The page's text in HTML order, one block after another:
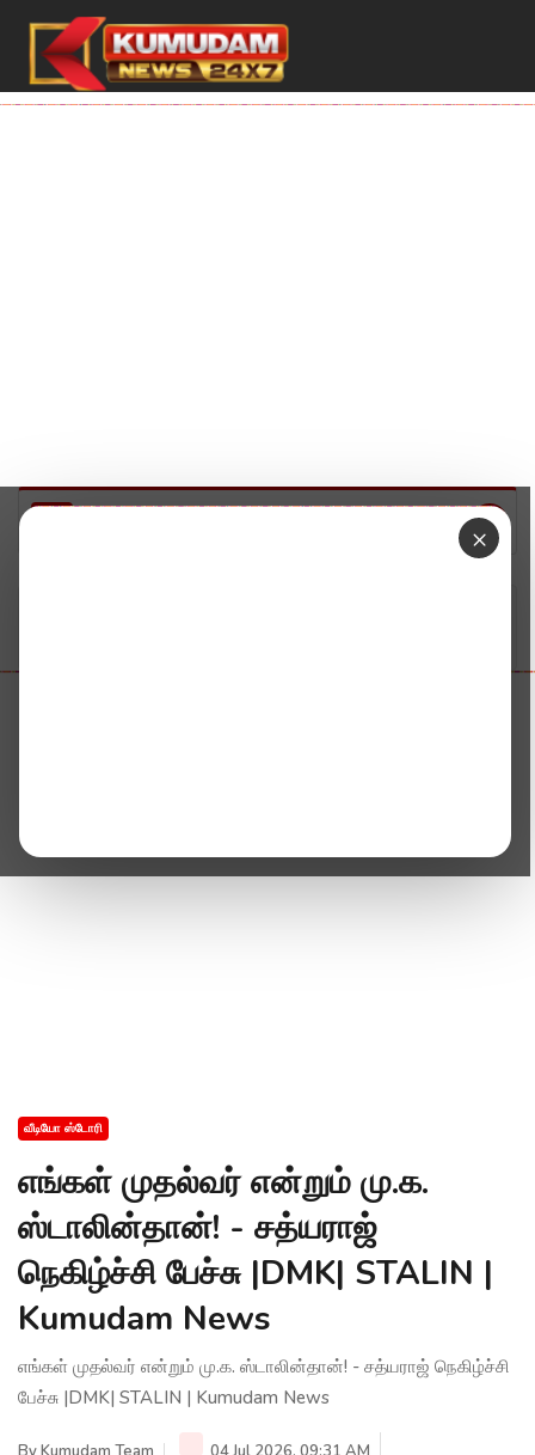
×
வீடியோ ஸ்டோரி
எங்கள் முதல்வர் என்றும் மு.க.
ஸ்டாலின்தான்! - சத்யராஜ்
நெகிழ்ச்சி பேச்சு |DMK| STALIN |
Kumudam News
எங்கள் முதல்வர் என்றும் மு.க. ஸ்டாலின்தான்! - சத்யராஜ் நெகிழ்ச்சி
பேச்சு |DMK| STALIN | Kumudam News